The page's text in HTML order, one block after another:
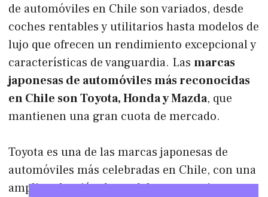
de automóviles en Chile son variados, desde
coches rentables y utilitarios hasta modelos de
lujo que ofrecen un rendimiento excepcional y
características de vanguardia. Las marcas
japonesas de automóviles más reconocidas
en Chile son Toyota, Honda y Mazda, que
mantienen una gran cuota de mercado.
Toyota es una de las marcas japonesas de
automóviles más celebradas en Chile, con una
amplia selección de modelos que se ajustan a